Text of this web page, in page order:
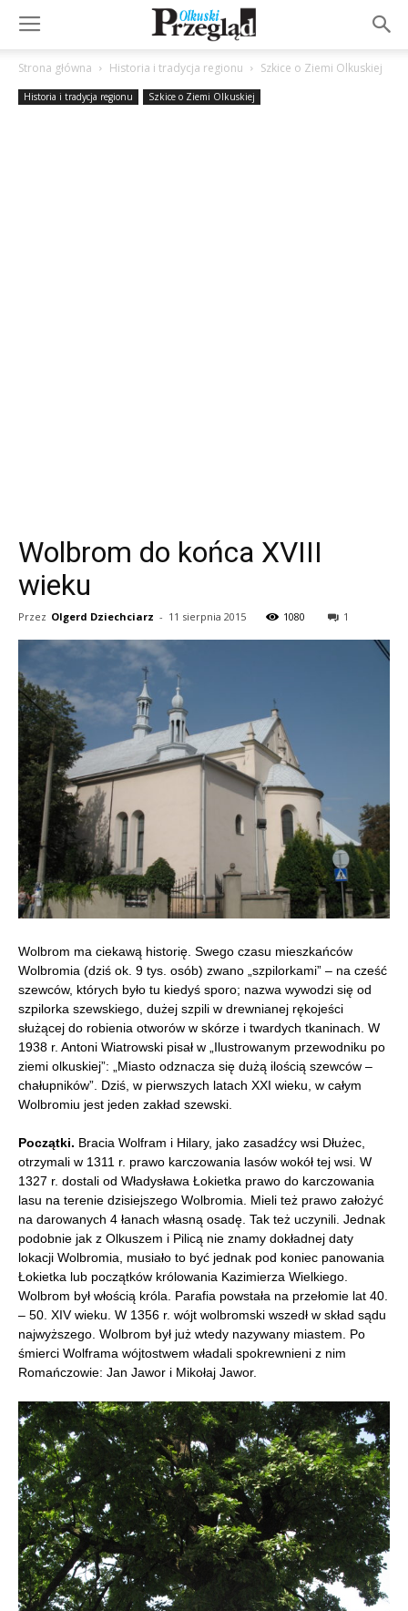
Strona główna Historia i tradycja regionu Szkice o Ziemi Olkuskiej
Historia i tradycja regionu Szkice o Ziemi Olkuskiej
Wolbrom do końca XVIII
wieku
Przez Olgerd Dziechciarz - 11 sierpnia 2015 1080 1
Wolbrom ma ciekawą historię. Swego czasu mieszkańców
Wolbromia (dziś ok. 9 tys. osób) zwano „szpilorkami” – na cześć
szewców, których było tu kiedyś sporo; nazwa wywodzi się od
szpilorka szewskiego, dużej szpili w drewnianej rękojeści
służącej do robienia otworów w skórze i twardych tkaninach. W
1938 r. Antoni Wiatrowski pisał w „Ilustrowanym przewodniku po
ziemi olkuskiej”: „Miasto odznacza się dużą ilością szewców –
chałupników”. Dziś, w pierwszych latach XXI wieku, w całym
Wolbromiu jest jeden zakład szewski.
Początki. Bracia Wolfram i Hilary, jako zasadźcy wsi Dłużec,
otrzymali w 1311 r. prawo karczowania lasów wokół tej wsi. W
1327 r. dostali od Władysława Łokietka prawo do karczowania
lasu na terenie dzisiejszego Wolbromia. Mieli też prawo założyć
na darowanych 4 łanach własną osadę. Tak też uczynili. Jednak
podobnie jak z Olkuszem i Pilicą nie znamy dokładnej daty
lokacji Wolbromia, musiało to być jednak pod koniec panowania
Łokietka lub początków królowania Kazimierza Wielkiego.
Wolbrom był włością króla. Parafia powstała na przełomie lat 40.
– 50. XIV wieku. W 1356 r. wójt wolbromski wszedł w skład sądu
najwyższego. Wolbrom był już wtedy nazywany miastem. Po
śmierci Wolframa wójtostwem władali spokrewnieni z nim
Romańczowie: Jan Jawor i Mikołaj Jawor.